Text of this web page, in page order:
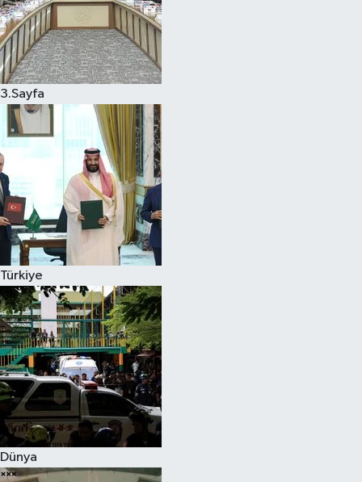
3.Sayfa
Türkiye
Dünya